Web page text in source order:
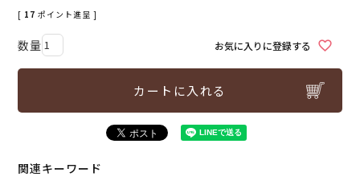
[ 17 ポイント進呈 ]
お気に入りに登録する
カートに入れる
関連キーワード